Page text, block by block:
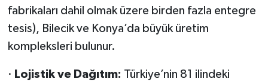
fabrikaları dahil olmak üzere birden fazla entegre
tesis), Bilecik ve Konya’da büyük üretim
kompleksleri bulunur.
· Lojistik ve Dağıtım: Türkiye’nin 81 ilindeki